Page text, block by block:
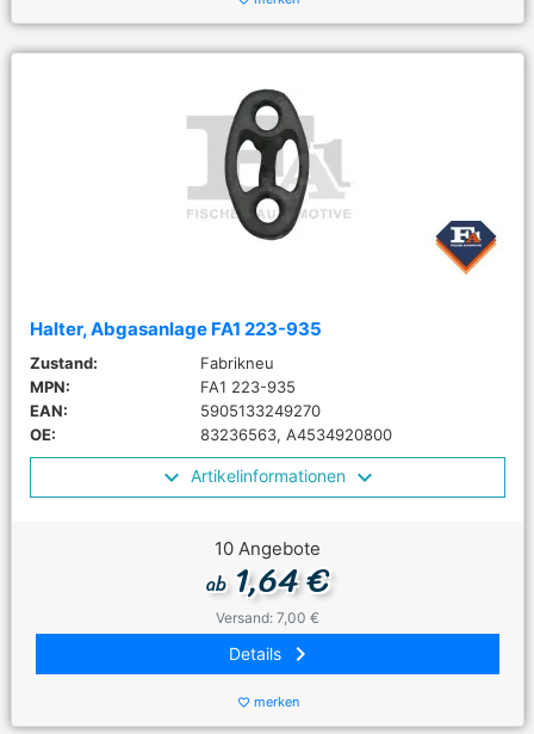
Halter, Abgasanlage FA1 223-935
Zustand:
Fabrikneu
MPN:
FA1 223-935
EAN:
5905133249270
OE:
83236563, A4534920800
Artikelinformationen
10 Angebote
ab1,64 €
Versand: 7,00 €
Details keyboard_arrow_right
favorite_border merken